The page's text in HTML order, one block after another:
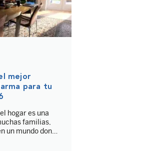
mejor
para tu
hogar es una
familias,
un mundo donde